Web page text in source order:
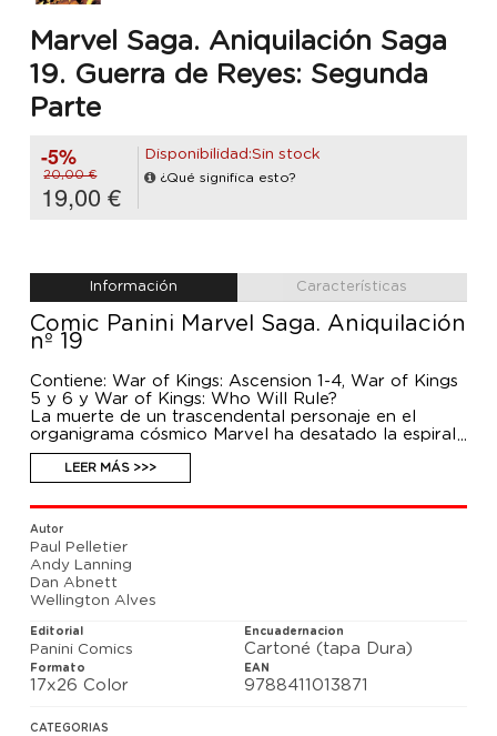
Marvel Saga. Aniquilación Saga
19. Guerra de Reyes: Segunda
Parte
-5%
20,00 €
19,00 €
Disponibilidad:Sin stock
¿Qué significa esto?
Información Características
Comic Panini Marvel Saga. Aniquilación
nº 19
Contiene: War of Kings: Ascension 1-4, War of Kings
5 y 6 y War of Kings: Who Will Rule?
La muerte de un trascendental personaje en el
organigrama cósmico Marvel ha desatado la espiral
maldita que sólo puede acabar con la aniquilación
total. Rayo Negro y Vulcano lucharán a muerte, y
quizás ninguno de los dos consiga sobrevivir a la
batalla. El destino de dos civilizaciones
intergalácticas pende de un hilo. ¿Quién perderá?
¿Quién vencerá para lamentarlo? Y, sobre todo…
¿quién reinará cuando todo haya acabado?
LEER MÁS >>>
Autor
Paul Pelletier
Andy Lanning
Dan Abnett
Wellington Alves
Editorial
Panini Comics
Encuadernacion
Cartoné (tapa Dura)
Formato
17x26 Color
EAN
9788411013871
CATEGORIAS